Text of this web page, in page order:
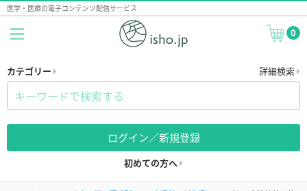
医学・医療の電子コンテンツ配信サービス
0
カテゴリー 詳細検索
ログイン／新規登録
初めての方へ